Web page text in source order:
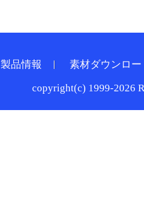
製品情報 素材ダウンロー
copyright(c) 1999-2026